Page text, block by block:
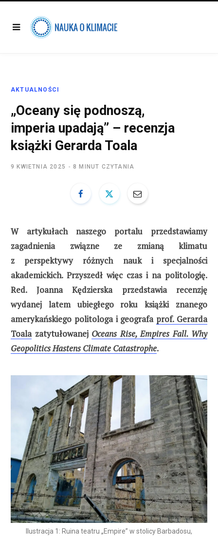
AKTUALNOŚCI
„Oceany się podnoszą,
imperia upadają” – recenzja
książki Gerarda Toala
9 KWIETNIA 2025 8 MINUT CZYTANIA
W artykułach naszego portalu przedstawiamy
zagadnienia związne ze zmianą klimatu
z perspektywy różnych nauk i specjalności
akademickich. Przyszedł więc czas i na politologię.
Red. Joanna Kędzierska przedstawia recenzję
wydanej latem ubiegłego roku książki znanego
amerykańskiego politologa i geografa prof. Gerarda
Toalazatytułowanej Oceans Rise, Empires Fall. Why
Geopolitics Hastens Climate Catastrophe.
Ilustracja 1: Ruina teatru „Empire” w stolicy Barbadosu,